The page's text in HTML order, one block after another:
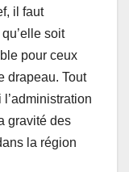
il faut
soit
pour ceux
drapeau. Tout
gravité des
la région